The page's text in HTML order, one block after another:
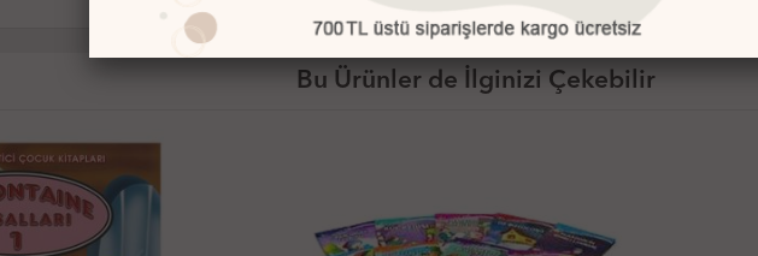
Bu Ürünler de İlginizi Çekebilir